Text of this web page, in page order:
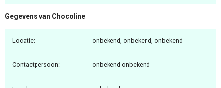
Gegevens van Chocoline
Locatie: onbekend, onbekend, onbekend
Contactpersoon: onbekend onbekend